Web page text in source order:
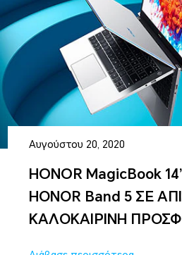
Αυγούστου 20, 2020
HONOR MagicBook 14’
ΗΟΝΟR Band 5 ΣΕ
ΚΑΛΟΚΑΙΡΙΝΗ